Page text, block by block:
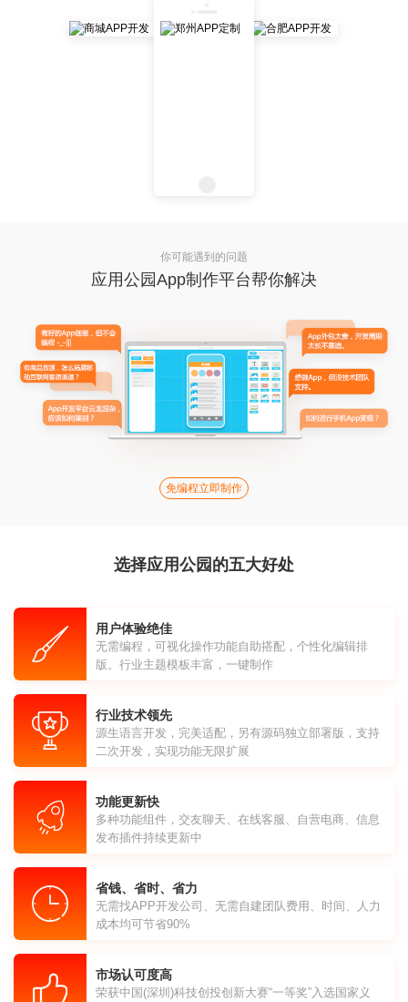
你可能遇到的问题
应用公园App制作平台帮你解决
免编程立即制作
选择应用公园的五大好处
用户体验绝佳
无需编程，可视化操作功能自助搭配，个性化编辑排
版。行业主题模板丰富，一键制作
行业技术领先
源生语言开发，完美适配，另有源码独立部署版，支持
二次开发，实现功能无限扩展
功能更新快
多种功能组件，交友聊天、在线客服、自营电商、信息
发布插件持续更新中
省钱、省时、省力
无需找APP开发公司、无需自建团队费用、时间、人力
成本均可节省90%
市场认可度高
荣获中国(深圳)科技创投创新大赛“一等奖”入选国家义